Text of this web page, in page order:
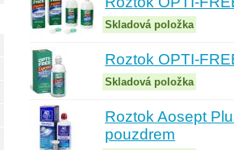
Skladová položka
Roztok OPTI-
Skladová položka
Roztok Aosept
pouzdrem